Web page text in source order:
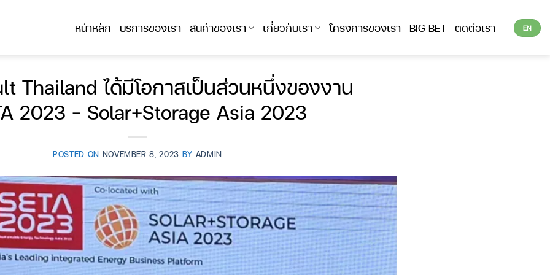
หน้าหลัก บริการของเรา สินค้าของเรา เกี่ยวกับเรา โครงการของเรา BIG BET ติดต่อเรา EN
Thailand ได้มีโอกาสเป็นส่วนหนึ่งของงาน
2023 – Solar+Storage Asia 2023
POSTED ON NOVEMBER 8, 2023 BY ADMIN